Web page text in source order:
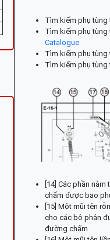
Tìm kiếm phụ tùng
Tìm kiếm phụ
Catalogue
Tìm kiếm phụ tùng
Tìm kiếm phụ tùng
[14] Các phần
chấm được bao
[15] Một mũi tên
cho các bộ phận
đường chấm